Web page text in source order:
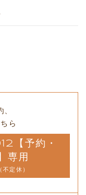
ら
予約・
専用
定休）